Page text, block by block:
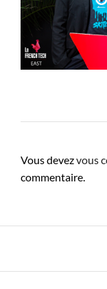
Vous devezvous
commentaire.